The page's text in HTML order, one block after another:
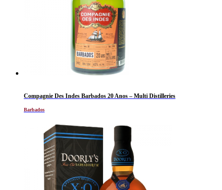
Compagnie Des Indes Barbados 20 Anos – Multi Distilleries
Barbados